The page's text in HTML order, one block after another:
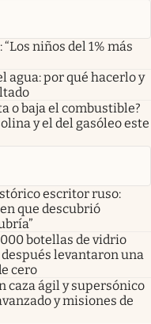
niños del 1% más
agua: por qué hacerlo y
o baja el combustible?
y el del gasóleo este
escritor ruso:
que descubrió
botellas de vidrio
levantaron una
cero
caza ágil y supersónico
y misiones de